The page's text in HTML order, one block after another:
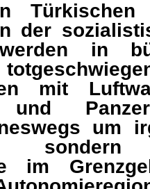
der
in
mit
und
um
im